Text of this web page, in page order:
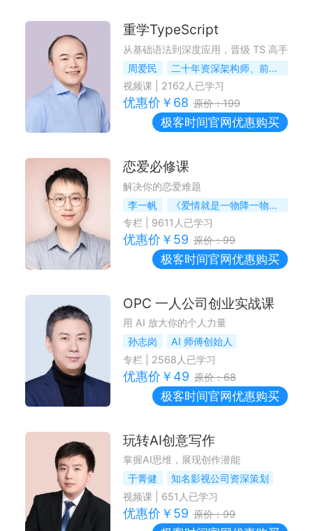
重学TypeScript
从基础语法到深度应用，晋级 TS 高手
周爱民
二十年资深架构师、前端绿皮书作者
视频课| 2162人已学习
优惠价￥ 68 原价：199
极客时间官网优惠购买
恋爱必修课
解决你的恋爱难题
李一帆
《爱情就是一物降一物》作者，曾任天涯武侠玄幻十大牛人之首
专栏
9611 人已学习
优惠价￥ 59 原价：99
极客时间官网优惠购买
OPC 一人公司创业实战课
用 AI 放大你的个人力量
孙志岗
AI 师傅创始人
专栏
2568 人已学习
优惠价￥ 49 原价：68
极客时间官网优惠购买
玩转AI创意写作
掌握AI思维，展现创作潜能
于菁健
知名影视公司资深策划
视频课| 651 人已学习
优惠价￥ 59 原价：99